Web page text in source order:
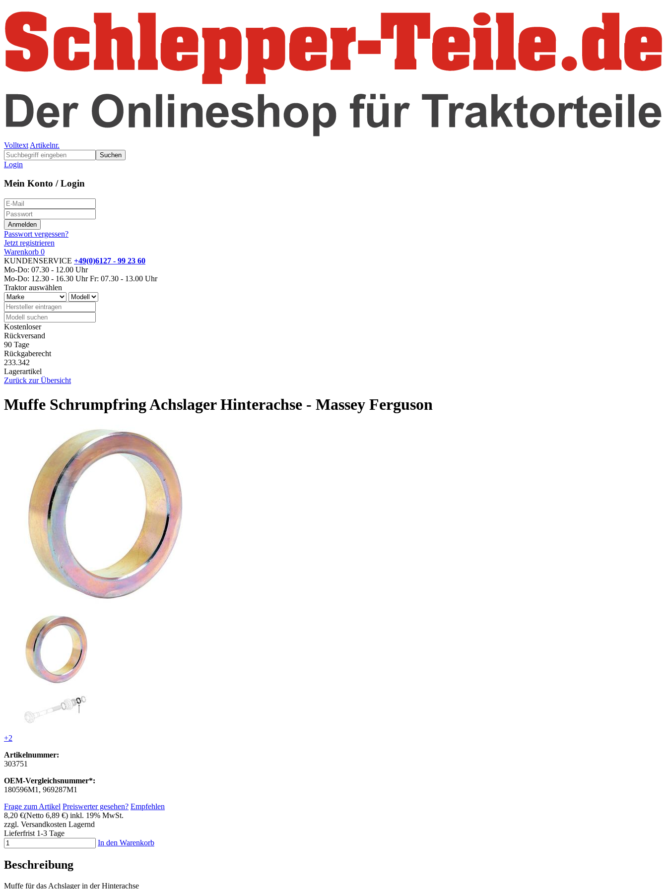
Volltext Artikelnr.
Suchen
Login
Mein Konto / Login
Passwort vergessen?
Jetzt registrieren
Warenkorb 0
KUNDENSERVICE +49(0)6127 - 99 23 60
Mo-Do: 07.30 - 12.00 Uhr
Mo-Do: 12.30 - 16.30 Uhr Fr: 07.30 - 13.00 Uhr
Traktor auswählen
Kostenloser
Rückversand
90 Tage
Rückgaberecht
233.342
Lagerartikel
Zurück zur Übersicht
Muffe Schrumpfring Achslager Hinterachse - Massey Ferguson
+2
Artikelnummer:
303751
OEM-Vergleichsnummer*:
180596M1, 969287M1
Frage zum Artikel Preiswerter gesehen? Empfehlen
8,20 €(Netto 6,89 €) inkl. 19% MwSt.
zzgl. Versandkosten Lagernd
Lieferfrist 1-3 Tage
In den Warenkorb
Beschreibung
Muffe für das Achslager in der Hinterachse